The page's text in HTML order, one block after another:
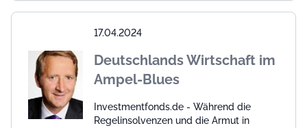
17.04.2024
Deutschlands Wirtschaft im
Ampel-Blues
Investmentfonds.de - Während die
Regelinsolvenzen und die Armut in